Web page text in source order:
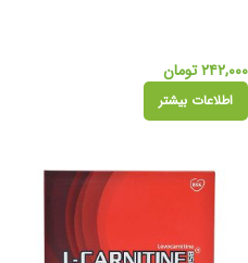
۲۴۲,۰۰۰تومان
اطلاعات بیشتر